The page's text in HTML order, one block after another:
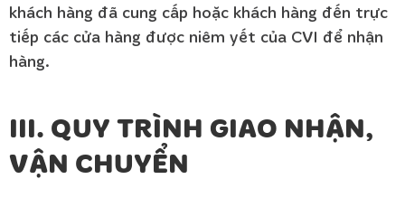
khách hàng đã cung cấp hoặc khách hàng đến trực
tiếp các cửa hàng được niêm yết của CVI để nhận
hàng.
III. QUY TRÌNH GIAO NHẬN,
VẬN CHUYỂN